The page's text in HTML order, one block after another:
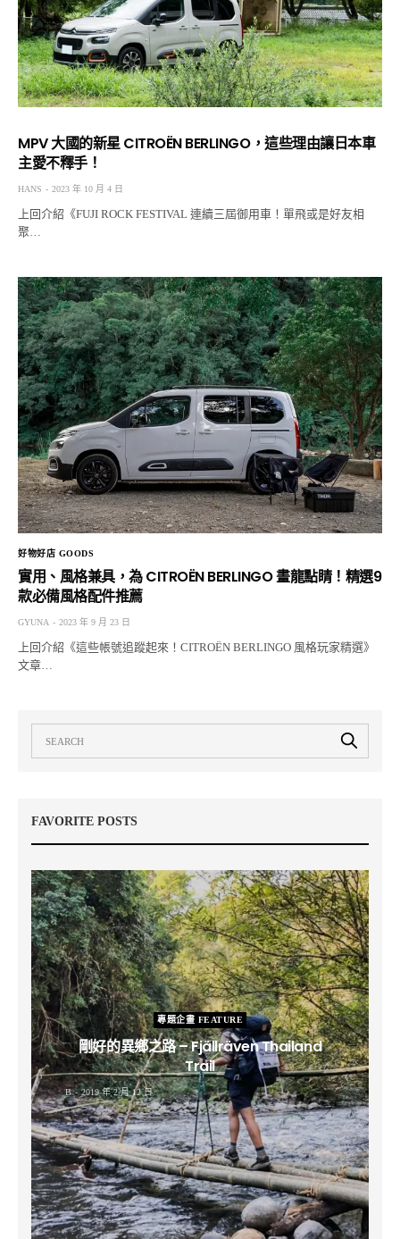
MPV 大國的新星 CITROËN BERLINGO，這些理由讓日本車
主愛不釋手！
HANS 2023 年 10 月 4 日
上回介紹《FUJI ROCK FESTIVAL 連續三屆御用車！單飛或是好友相
聚…
好物好店 GOODS
實用、風格兼具，為 CITROËN BERLINGO 畫龍點睛！精選9
款必備風格配件推薦
GYUNA 2023 年 9 月 23 日
上回介紹《這些帳號追蹤起來！CITROËN BERLINGO 風格玩家精選》
文章…
FAVORITE POSTS
專題企畫 FEATURE
剛好的異鄉之路 – Fjällräven Thailand
Trail
B 2019 年 2 月 12 日